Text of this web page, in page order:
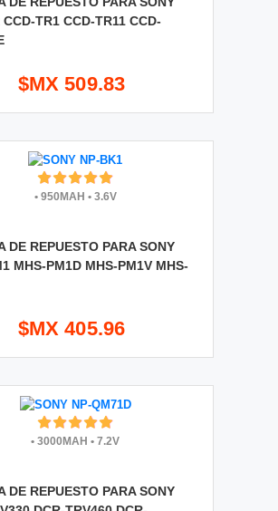
TR1 CCD-TR11 CCD-
$MX 509.83
•950MAH •3.6V
DE REPUESTO PARA SONY
MHS-PM1D MHS-PM1V MHS-
$MX 405.96
• 3000MAH • 7.2V
DE REPUESTO PARA SONY